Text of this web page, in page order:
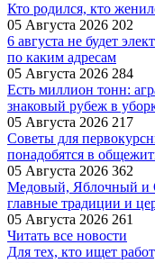
Кто родился, кто
05 Августа 2026 202
6 августа не будет
по каким адресам
05 Августа 2026 284
Есть миллион тонн:
знаковый рубеж в
05 Августа 2026 217
Советы для
понадобятся в
05 Августа 2026 362
Медовый, Яблочный и
главные традиции и
05 Августа 2026 261
Читать все новости
Для тех, кто ищет